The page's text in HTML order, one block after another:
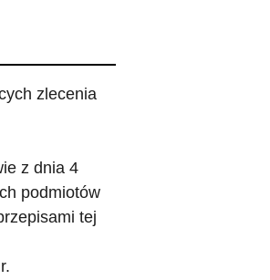
zlecenia
z dnia 4
podmiotów
tej